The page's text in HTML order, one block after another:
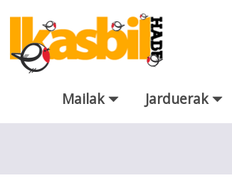
Eduki nagusira joan
Mailak Jarduerak